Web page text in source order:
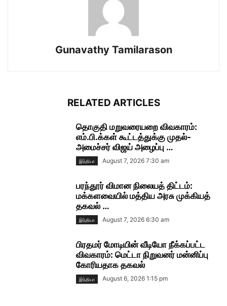
Gunavathy Tamilarason
RELATED ARTICLES
தொகுதி மறுவரையறை விவகாரம்:
எம்.பி.க்கள் கூட்டத்துக்கு முதல்-
அமைச்சர் விஜய் அழைப்பு …
இந்தியா August 7, 2026 7:30 am
பரந்தூர் விமான நிலையத் திட்டம்:
மக்களவையில் மத்திய அரசு முக்கியத்
தகவல் …
இந்தியா August 7, 2026 6:30 am
பிரதமர் மோடியின் வீடியோ நீக்கப்பட்ட
விவகாரம்: மெட்டா நிறுவனர் மன்னிப்பு
கோரியதாக தகவல்
இந்தியா August 6, 2026 1:15 pm